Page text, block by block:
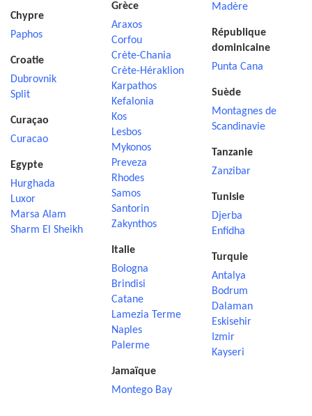
Chypre
Paphos
Croatie
Dubrovnik
Split
Curaçao
Curacao
Egypte
Hurghada
Luxor
Marsa Alam
Sharm El Sheikh
Grèce
Araxos
Corfou
Crète-Chania
Crète-Héraklion
Karpathos
Kefalonia
Kos
Lesbos
Mykonos
Preveza
Rhodes
Samos
Santorin
Zakynthos
Italie
Bologna
Brindisi
Catane
Lamezia Terme
Naples
Palerme
Jamaïque
Montego Bay
Madère
République
dominicaine
Punta Cana
Suède
Montagnes de
Scandinavie
Tanzanie
Zanzibar
Tunisie
Djerba
Enfidha
Turquie
Antalya
Bodrum
Dalaman
Eskisehir
Izmir
Kayseri